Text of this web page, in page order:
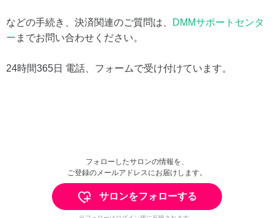
などの手続き、決済関連のご質問は、
DMMサポートセンタ
ー までお問い合わせください。
24時間365日 電話、フォームで受け付けています。
フォローしたサロンの情報を、
ご登録のメールアドレスにお届けします。
サロンをフォローする